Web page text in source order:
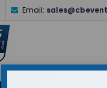
Email: